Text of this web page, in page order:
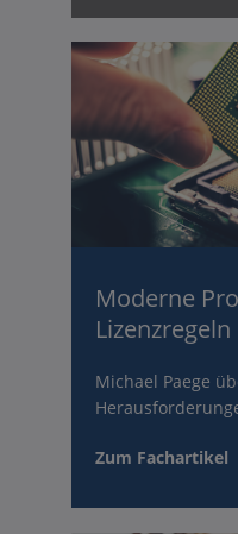
Moderne
Lizenzregeln
Michael Paege
Zum Fachartikel